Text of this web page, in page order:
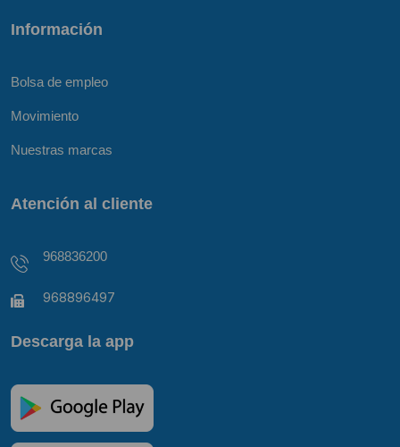
Información
Bolsa de empleo
Movimiento
Nuestras marcas
Atención al cliente
968836200
968896497
Descarga la app